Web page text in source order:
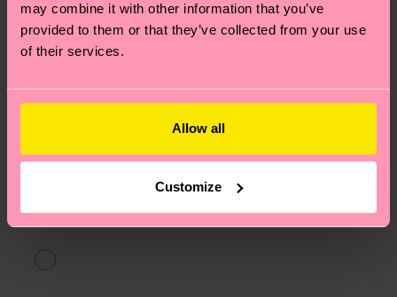
may combine it with other information that you’ve
provided to them or that they’ve collected from your use
of their services.
Allow all
Customize